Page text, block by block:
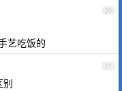
20
艺吃饭的
21
别